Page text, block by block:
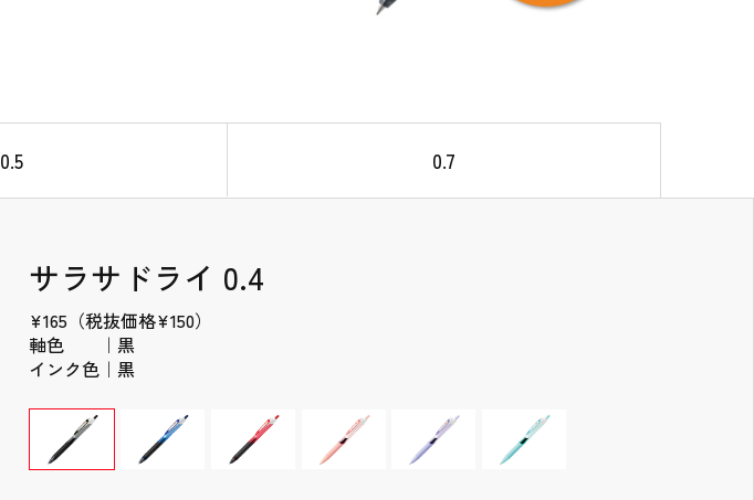
0.5 0.7
サラサドライ 0.4
¥165（税抜価格¥150）
軸色 ｜黒
インク色｜黒